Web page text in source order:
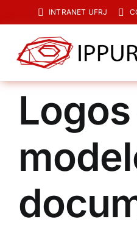
para
conteúdo
INTRANET UFRJ
O IPPUR
Graduação
Especialização
Pesquisa e Extensão